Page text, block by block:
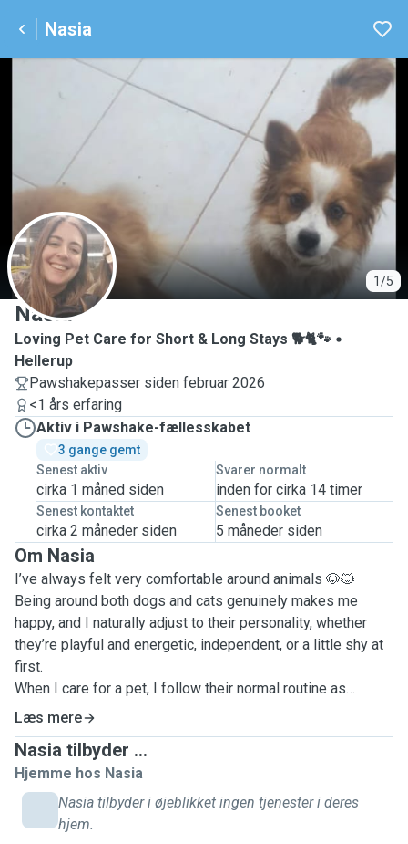
Nasia
1/5
N
Nasia
Loving Pet Care for Short & Long Stays 🐕🐈🐾
Hellerup
Pawshakepasser siden februar 2026
<1 års erfaring
Aktiv i Pawshake-fællesskabet
3 gange gemt
Senest aktiv
cirka 1 måned siden
Svarer normalt
inden for cirka 14 timer
Senest kontaktet
cirka 2 måneder siden
Senest booket
5 måneder siden
Om Nasia
I’ve always felt very comfortable around animals 🐶🐱
Being around both dogs and cats genuinely makes me
happy, and I naturally adjust to their personality, whether
they’re playful and energetic, independent, or a little shy at
first.
When I care for a pet, I follow their normal routine as
closely as possible. I respect feeding schedules 🥣, make
sure fresh water is always available, and I’m comfortable
giving oral medication if needed 💊.
For dogs, I adapt walks depending on their energy level,
some need longer, active walks 🌿 while others prefer
shorter and calmer ones.
Læs mere
Nasia tilbyder ...
Hjemme hos Nasia
Nasia tilbyder i øjeblikket ingen tjenester i deres
hjem.